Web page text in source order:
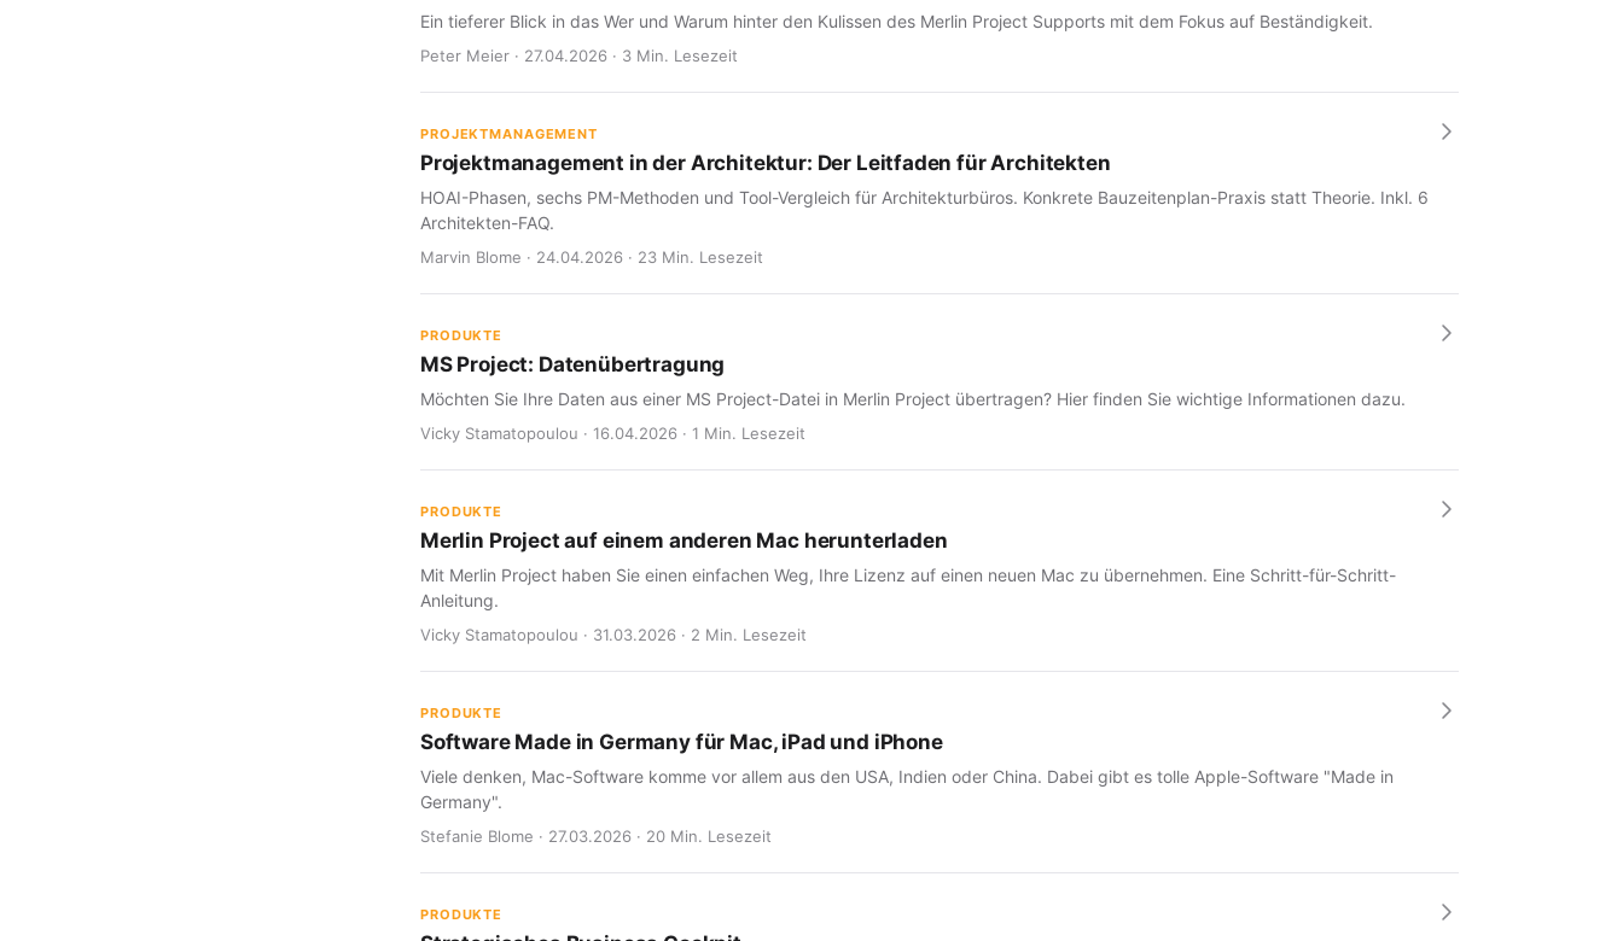
Ein tieferer Blick in das Wer und Warum hinter den Kulissen des Merlin Project Supports mit dem Fokus auf Beständigkeit.
Peter Meier · 27.04.2026 · 3 Min. Lesezeit
PROJEKTMANAGEMENT
Projektmanagement in der Architektur: Der Leitfaden für Architekten
HOAI-Phasen, sechs PM-Methoden und Tool-Vergleich für Architekturbüros. Konkrete Bauzeitenplan-Praxis statt Theorie. Inkl. 6
Architekten-FAQ.
Marvin Blome · 24.04.2026 · 23 Min. Lesezeit
PRODUKTE
MS Project: Datenübertragung
Möchten Sie Ihre Daten aus einer MS Project-Datei in Merlin Project übertragen? Hier finden Sie wichtige Informationen dazu.
Vicky Stamatopoulou · 16.04.2026 · 1 Min. Lesezeit
PRODUKTE
Merlin Project auf einem anderen Mac herunterladen
Mit Merlin Project haben Sie einen einfachen Weg, Ihre Lizenz auf einen neuen Mac zu übernehmen. Eine Schritt-für-Schritt-
Anleitung.
Vicky Stamatopoulou · 31.03.2026 · 2 Min. Lesezeit
PRODUKTE
Software Made in Germany für Mac, iPad und iPhone
Viele denken, Mac-Software komme vor allem aus den USA, Indien oder China. Dabei gibt es tolle Apple-Software "Made in
Germany".
Stefanie Blome · 27.03.2026 · 20 Min. Lesezeit
PRODUKTE